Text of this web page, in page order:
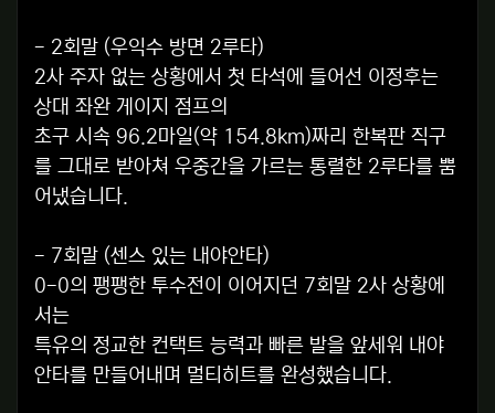
- 2회말 (우익수 방면 2루타)
2사 주자 없는 상황에서 첫 타석에 들어선 이정후는
상대 좌완 게이지 점프의
초구 시속 96.2마일(약 154.8km)짜리 한복판 직구
를 그대로 받아쳐 우중간을 가르는 통렬한 2루타를 뿜
어냈습니다.
- 7회말 (센스 있는 내야안타)
0-0의 팽팽한 투수전이 이어지던 7회말 2사 상황에
서는
특유의 정교한 컨택트 능력과 빠른 발을 앞세워 내야
안타를 만들어내며 멀티히트를 완성했습니다.